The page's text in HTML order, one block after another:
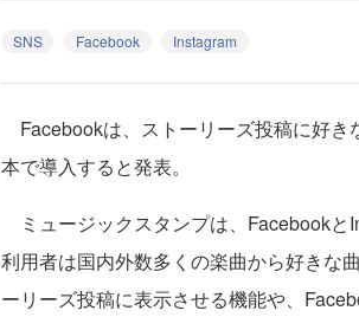
SNS Facebook Instagram
Facebookは、ストーリーズ投稿に好き
本で導入すると発表。
ミュージックスタンプは、Facebookと
利用者は国内外数多くの楽曲から好きな
ーリーズ投稿に表示させる機能や、